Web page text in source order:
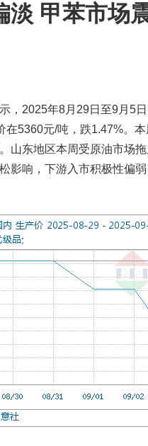
淡 甲苯市场
，2025年8月29日至9月5
在5360元/吨，跌1.47%。
山东地区本周受原油市场
影响，下游入市积极性偏